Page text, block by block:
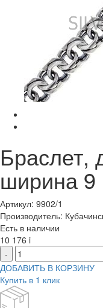
Браслет,
ширина
Артикул: 9902/1
Производитель:
Есть в наличии
10 176 i
-
ДОБАВИТЬ В КОРЗИНУ
Купить в 1 клик